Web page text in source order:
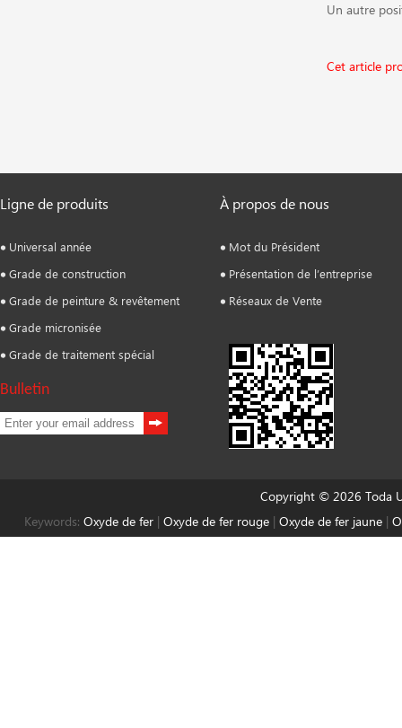
Un autre
Cet article
Ligne de produits
Universal année
Grade de construction
Grade de peinture & revêtement
Grade micronisée
Grade de traitement spécial
Bulletin
À propos de nous
Mot du Président
Présentation de l’entreprise
Réseaux de Vente
Copyright © 2026 Toda
Keywords:Oxyde de fer |Oxyde de fer rouge |Oxyde de fer jaune |